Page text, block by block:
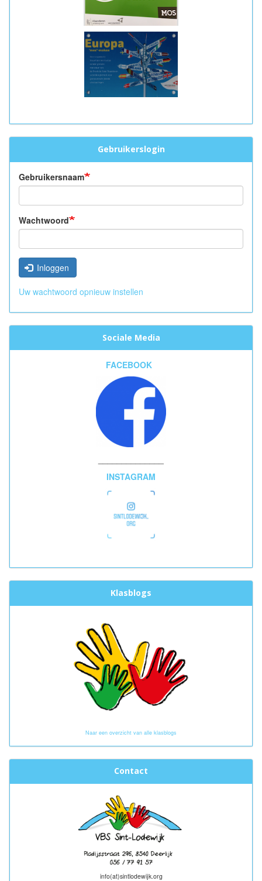
Gebruikerslogin
Gebruikersnaam
Wachtwoord
Inloggen
Uw wachtwoord opnieuw instellen
Sociale Media
FACEBOOK
INSTAGRAM
Klasblogs
Naar een overzicht van alle klasblogs
Contact
info(at)sintlodewijk.org